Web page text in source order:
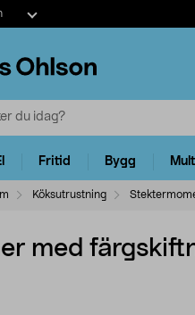
Fritid Bygg
Köksutrustning
med